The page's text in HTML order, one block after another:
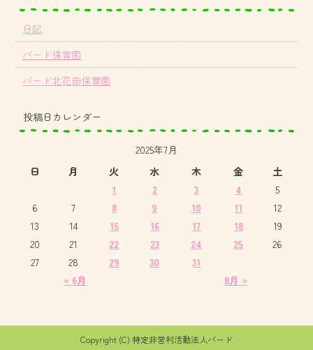
日記
バード保育園
バード北花田保育園
投稿日カレンダー
2025年7月
日
月 火 水 木 金 土
« 6月 8月 »
1 2 3 4
5
6
7 8 9 10 11
12
13
14 15 16 17 18
19
20
21 22 23 24 25
26
27
28 29 30 31
Copyright (C) 特定非営利活動法人バード